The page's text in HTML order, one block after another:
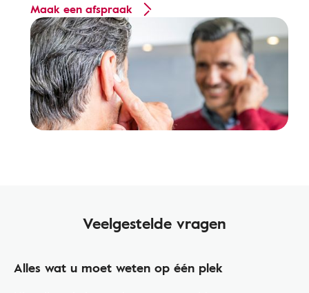
Maak een afspraak
Veelgestelde vragen
Alles wat u moet weten op één plek